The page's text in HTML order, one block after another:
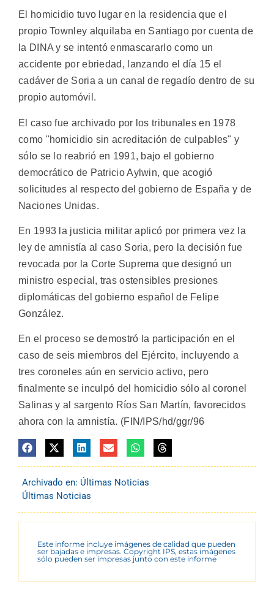
El homicidio tuvo lugar en la residencia que el
propio Townley alquilaba en Santiago por cuenta de
la DINA y se intentó enmascararlo como un
accidente por ebriedad, lanzando el día 15 el
cadáver de Soria a un canal de regadío dentro de su
propio automóvil.
El caso fue archivado por los tribunales en 1978
como "homicidio sin acreditación de culpables" y
sólo se lo reabrió en 1991, bajo el gobierno
democrático de Patricio Aylwin, que acogió
solicitudes al respecto del gobierno de España y de
Naciones Unidas.
En 1993 la justicia militar aplicó por primera vez la
ley de amnistía al caso Soria, pero la decisión fue
revocada por la Corte Suprema que designó un
ministro especial, tras ostensibles presiones
diplomáticas del gobierno español de Felipe
González.
En el proceso se demostró la participación en el
caso de seis miembros del Ejército, incluyendo a
tres coroneles aún en servicio activo, pero
finalmente se inculpó del homicidio sólo al coronel
Salinas y al sargento Ríos San Martín, favorecidos
ahora con la amnistía. (FIN/IPS/hd/ggr/96
Archivado en: Últimas Noticias
Últimas Noticias
Este informe incluye imágenes de calidad que pueden
ser bajadas e impresas. Copyright IPS, estas imágenes
sólo pueden ser impresas junto con este informe